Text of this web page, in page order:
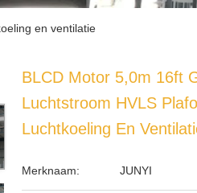
en ventilatie
BLCD Motor 5,0m 16ft
Luchtstroom HVLS
Luchtkoeling En
Merknaam: JUNYI